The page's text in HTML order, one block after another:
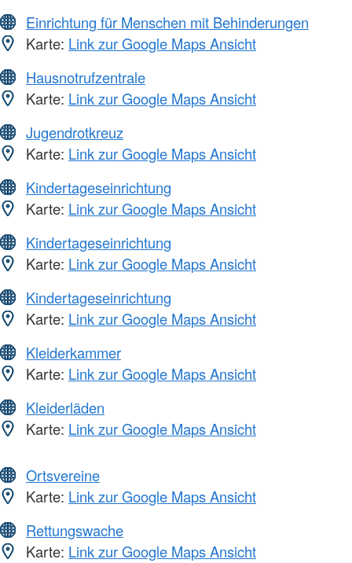
Einrichtung für Menschen mit Behinderungen
Karte: Link zur Google Maps Ansicht
Hausnotrufzentrale
Karte: Link zur Google Maps Ansicht
Jugendrotkreuz
Karte: Link zur Google Maps Ansicht
Kindertageseinrichtung
Karte: Link zur Google Maps Ansicht
Kindertageseinrichtung
Karte: Link zur Google Maps Ansicht
Kindertageseinrichtung
Karte: Link zur Google Maps Ansicht
Kleiderkammer
Karte: Link zur Google Maps Ansicht
Kleiderläden
Karte: Link zur Google Maps Ansicht
Ortsvereine
Karte: Link zur Google Maps Ansicht
Rettungswache
Karte: Link zur Google Maps Ansicht